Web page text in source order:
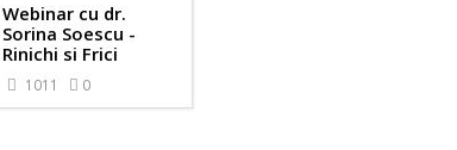
Webinar cu dr.
Sorina Soescu -
Rinichi si Frici
1011 0